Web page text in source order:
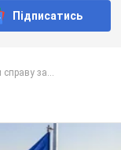
Підписатись
за...